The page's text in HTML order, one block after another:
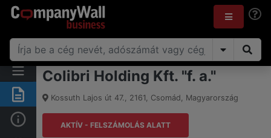
Összegzés
Alap információk
Colibri Holding Kft. "f. a."
Kossuth Lajos út 47., 2161, Csomád, Magyarország
AKTÍV - FELSZÁMOLÁS ALATT